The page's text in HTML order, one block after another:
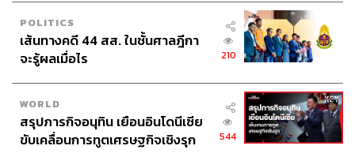
POLITICS
เส้นทางคดี 44 สส. ในชั้นศาลฎีกา
จะรู้ผลเมื่อไร
210
WORLD
สรุปภารกิจอนุทิน เยือนอินโดนีเซีย
ขับเคลื่อนการทูตเศรษฐกิจเชิงรุก
544